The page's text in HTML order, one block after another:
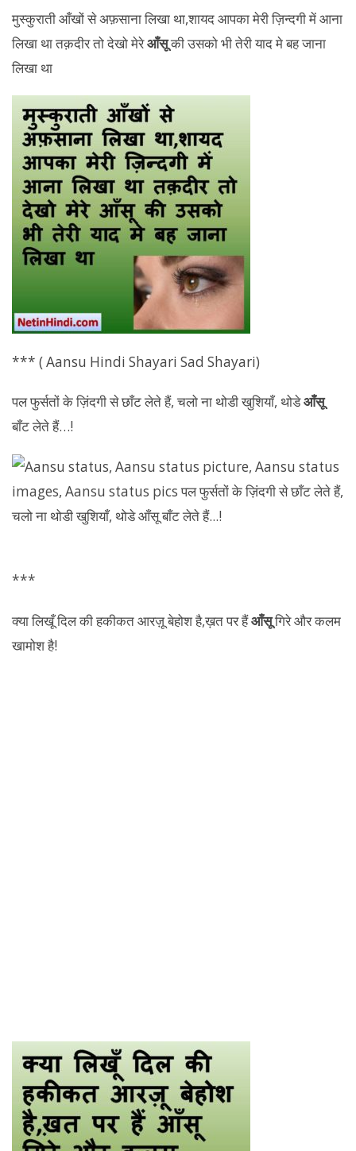
मुस्कुराती आँखों से अफ़साना लिखा था,शायद आपका मेरी ज़िन्दगी में आना
लिखा था तक़दीर तो देखो मेरेआँसूकी उसको भी तेरी याद मे बह जाना
लिखा था
*** ( Aansu Hindi Shayari Sad Shayari)
पल फुर्सतों के ज़िंदगी से छाँट लेते हैं, चलो ना थोडी खुशियाँ, थोडेआँसू
बाँट लेते हैं…!
***
क्या लिखूँ दिल की हकीकत आरज़ू बेहोश है,ख़त पर हैंआँसूगिरे और कलम
खामोश है!